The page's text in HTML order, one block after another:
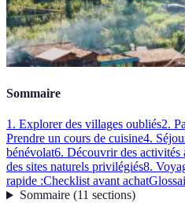
Sommaire
1. Explorer des villages oubliés2.
Prendre un cours de cuisine4.
bénévolat6. Découvrir des activités
des sites naturels privilégiés8.
rapide :Checklist avant achat
Sommaire(11 sections)